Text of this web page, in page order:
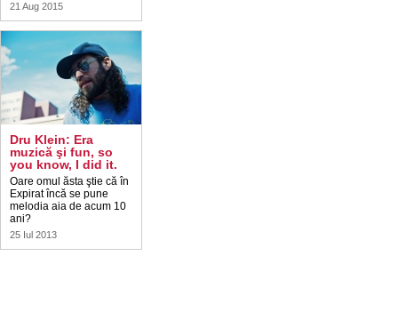
21 Aug 2015
Dru Klein: Era
muzică şi fun, so
you know, I did it.
Oare omul ăsta ştie că în
Expirat încă se pune
melodia aia de acum 10
ani?
25 Iul 2013